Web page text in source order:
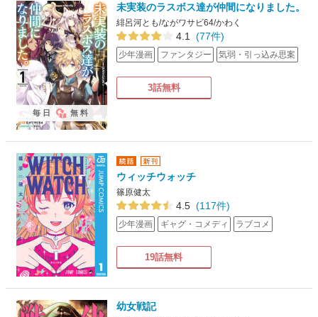
未実装のラスボス達が仲間になりました。
緋呂河とも/ながワサビ64/かわく
4.1 (77件)
少年漫画 ファンタジー 気弱・引っ込み思案
3話無料
毎日 無料
ウィッチウォッチ
篠原健太
4.5 (117件)
少年漫画 ギャグ・コメディ ラブコメ
19話無料
幼女戦記